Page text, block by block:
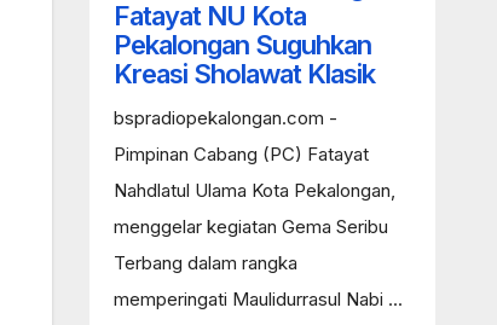
Fatayat NU Kota
Pekalongan Suguhkan
Kreasi Sholawat Klasik
bspradiopekalongan.com -
Pimpinan Cabang (PC) Fatayat
Nahdlatul Ulama Kota Pekalongan,
menggelar kegiatan Gema Seribu
Terbang dalam rangka
memperingati Maulidurrasul Nabi ...